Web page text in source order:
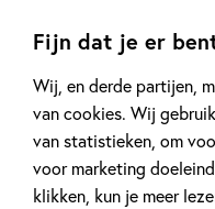
Fijn dat je er
Wij, en derde partijen,
van cookies. Wij
van statistieken, om
voor marketing
klikken, kun je meer
– De
eilandenruzie
Jozua Douglas, Elly
Hees